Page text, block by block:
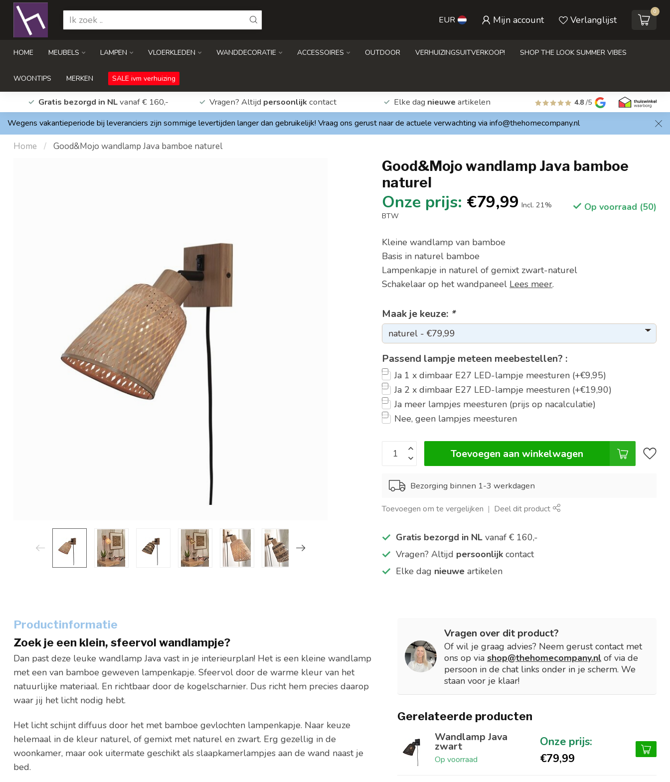
EUR Mijn account Verlanglijst
0
HOME MEUBELS LAMPEN VLOERKLEDEN WANDDECORATIE ACCESSOIRES OUTDOOR VERHUIZINGSUITVERKOOP! SHOP THE LOOK SUMMER VIBES
WOONTIPS MERKEN SALE ivm verhuizing
Gratis bezorgd in NLvanaf € 160,- Vragen? Altijd persoonlijk contact Elke dag nieuwe artikelen 4.8 /5
Wegens vakantieperiode bij leveranciers zijn sommige levertijden langer dan gebruikelijk! Vraag ons gerust naar de actuele verwachting via info@thehomecompany.nl
Home / Good&Mojo wandlamp Java bamboe naturel
Good&Mojo wandlamp Java bamboe
naturel
€79,99 Incl. 21%
BTW
Op voorraad (50)
Kleine wandlamp van bamboe
Basis in naturel bamboe
Lampenkapje in naturel of gemixt zwart-naturel
Schakelaar op het wandpaneel Lees meer.
Maak je keuze: *
Passend lampje meteen meebestellen? :
Ja 1 x dimbaar E27 LED-lampje meesturen (+€9,95)
Ja 2 x dimbaar E27 LED-lampje meesturen (+€19,90)
Ja meer lampjes meesturen (prijs op nacalculatie)
Nee, geen lampjes meesturen
Toevoegen aan winkelwagen
Bezorging binnen 1-3 werkdagen
Toevoegen om te vergelijken Deel dit product
Gratis bezorgd in NL vanaf € 160,-
Vragen? Altijd persoonlijk contact
Elke dag nieuwe artikelen
Productinformatie
Zoek je een klein, sfeervol wandlampje?
Dan past deze leuke wandlamp Java vast in je interieurplan! Het is een kleine wandlamp
met een van bamboe geweven lampenkapje. Sfeervol door de warme kleur van het
natuurlijke materiaal. En richtbaar door de kogelscharnier. Dus richt hem precies daarop
waar jij het licht nodig hebt.
Het licht schijnt diffuus door het met bamboe gevlochten lampenkapje. Naar keuze
helemaal in de kleur naturel, of gemixt met naturel en zwart. Erg gezellig in de
woonkamer, maar ook uitermate geschikt als slaapkamerlampjes aan de wand naast je
bed.
Vragen over dit product?
Of wil je graag advies? Neem gerust contact met
ons op via shop@thehomecompany.nl of via de
persoon in de chat links onder in je scherm. We
staan voor je klaar!
Gerelateerde producten
Wandlamp Java
zwart
Op voorraad €79,99